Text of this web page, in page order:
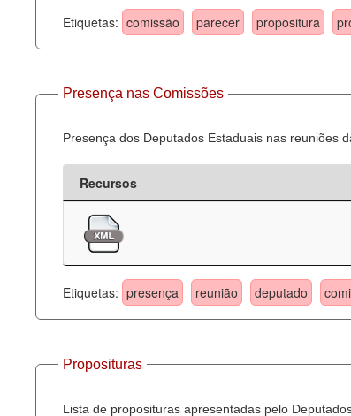
Etiquetas: comissão parecer propositura
Presença nas Comissões
Presença dos Deputados Estaduais nas reuniões
Recursos
Etiquetas: presença reunião deputado
Proposituras
Lista de proposituras apresentadas pelo